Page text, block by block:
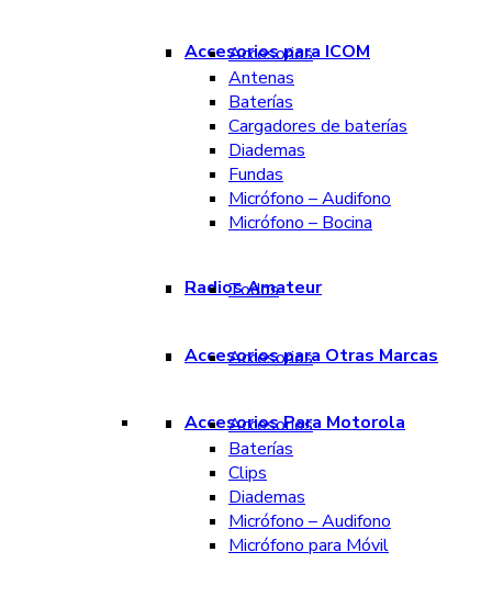
Accesorios para ICOM
Accesorios
Antenas
Baterías
Cargadores de baterías
Diademas
Fundas
Micrófono – Audifono
Micrófono – Bocina
Radios Amateur
Todos
Accesorios para Otras Marcas
Accesorios
Accesorios Para Motorola
Accesorios
Baterías
Clips
Diademas
Micrófono – Audifono
Micrófono para Móvil